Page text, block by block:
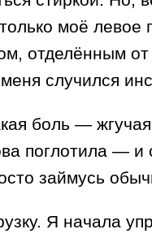
моё
отделённым от
случился
боль —
поглотила — и
займусь
Я начала